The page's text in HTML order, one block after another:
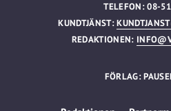
TELEFON: 08-
KUNDTJÄNST:
REDAKTIONEN:
FÖRLAG: